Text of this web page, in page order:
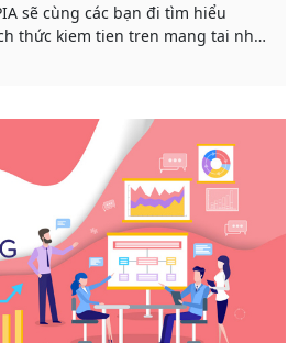
sẽ cùng các bạn đi tìm hiểu
thức kiem tien tren mang tai nha